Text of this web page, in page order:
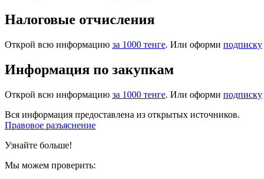
Налоговые отчисления
Открой всю информацию за 1000 тенге. Или оформи подписку
Информация по закупкам
Открой всю информацию за 1000 тенге. Или оформи подписку
Вся информация предоставлена из открытых источников.
Правовое разъяснение
Узнайте больше!
Мы можем проверить: